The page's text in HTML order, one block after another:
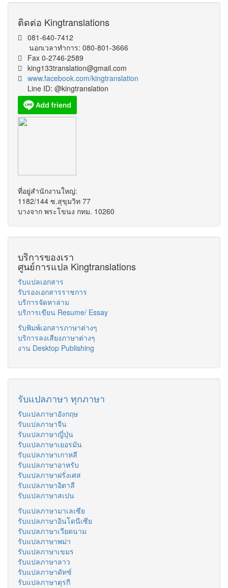
ติดต่อ Kingtranslations
081-640-7412
นอกเวลาทำการ: 080-801-3666
Fax 0-2746-2589
king133translation@gmail.com
www.facebook.com/kingtranslation
Line ID: @kingtranslation
ที่อยู่สำนักงานใหญ่:
1182/144 ซ.สุขุมวิท 77
บางจาก พระโขนง กทม. 10260
บริการของเรา
ศูนย์การแปล Kingtranslations
รับแปลเอกสาร
รับรองเอกสารราชการ
บริการจัดหาล่าม
บริการเขียน Resume/ Essay
รับพิมพ์เอกสารภาษาต่างๆ
บริการลงเสียงภาษาต่างๆ
งาน Desktop Publishing
รับแปลภาษา ทุกภาษา
รับแปลภาษาอังกฤษ
รับแปลภาษาจีน
รับแปลภาษาญี่ปุ่น
รับแปลภาษาเยอรมัน
รับแปลภาษาเกาหลี
รับแปลภาษาอาหรับ
รับแปลภาษาฝรั่งเศส
รับแปลภาษาอิตาลี
รับแปลภาษาสเปน
รับแปลภาษามาเลเซีย
รับแปลภาษาอินโดนีเซีย
รับแปลภาษาเวียดนาม
รับแปลภาษาพม่า
รับแปลภาษาเขมร
รับแปลภาษาลาว
รับแปลภาษาดัทช์
รับแปลภาษาตุรกี